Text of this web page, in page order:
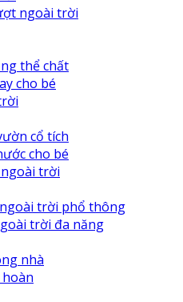
ngoài trời
thể chất
cho bé
cổ tích
cho bé
trời
trời phổ thông
trời đa năng
nhà